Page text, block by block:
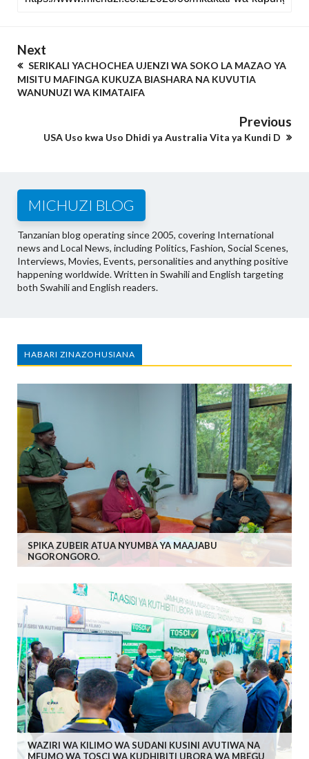
Next
SERIKALI YACHOCHEA UJENZI WA SOKO LA MAZAO YA
MISITU MAFINGA KUKUZA BIASHARA NA KUVUTIA
WANUNUZI WA KIMATAIFA
Previous
USA Uso kwa Uso Dhidi ya Australia Vita ya Kundi D
MICHUZI BLOG
Tanzanian blog operating since 2005, covering International
news and Local News, including Politics, Fashion, Social Scenes,
Interviews, Movies, Events, personalities and anything positive
happening worldwide. Written in Swahili and English targeting
both Swahili and English readers.
HABARI ZINAZOHUSIANA
SPIKA ZUBEIR ATUA NYUMBA YA MAAJABU
NGORONGORO.
WAZIRI WA KILIMO WA SUDANI KUSINI AVUTIWA NA
MFUMO WA TOSCI WA KUDHIBITI UBORA WA MBEGU